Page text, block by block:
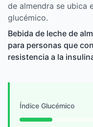
de almendra se ubica
glucémico.
Bebida de leche de
para personas que
resistencia a la
Índice Glucémico